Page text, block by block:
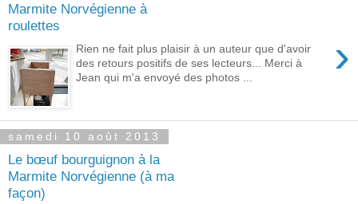
Marmite Norvégienne à
roulettes
›
Rien ne fait plus plaisir à un auteur que d'avoir
des retours positifs de ses lecteurs... Merci à
Jean qui m'a envoyé des photos ...
samedi 10 août 2013
Le bœuf bourguignon à la
Marmite Norvégienne (à ma
façon)